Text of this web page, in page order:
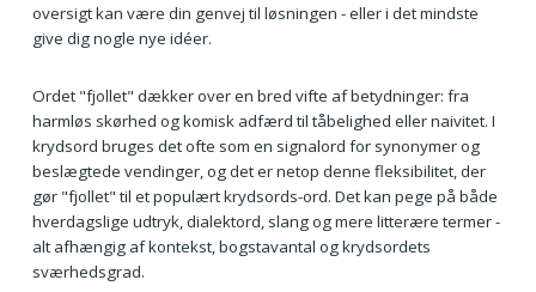
oversigt kan være din genvej til løsningen - eller i det mindste
give dig nogle nye idéer.
Ordet "fjollet" dækker over en bred vifte af betydninger: fra
harmløs skørhed og komisk adfærd til tåbelighed eller naivitet. I
krydsord bruges det ofte som en signalord for synonymer og
beslægtede vendinger, og det er netop denne fleksibilitet, der
gør "fjollet" til et populært krydsords-ord. Det kan pege på både
hverdagslige udtryk, dialektord, slang og mere litterære termer -
alt afhængig af kontekst, bogstavantal og krydsordets
sværhedsgrad.